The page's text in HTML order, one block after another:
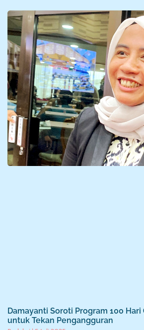
Damayanti Soroti Program 100
untuk Tekan Pengangguran